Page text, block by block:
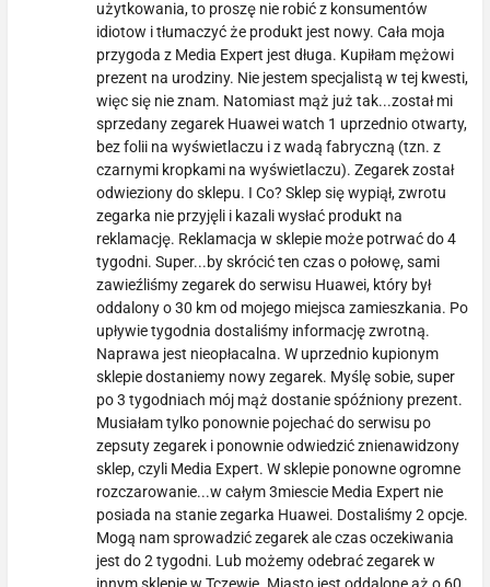
użytkowania, to proszę nie robić z konsumentów
idiotow i tłumaczyć że produkt jest nowy. Cała moja
przygoda z Media Expert jest długa. Kupiłam mężowi
prezent na urodziny. Nie jestem specjalistą w tej kwesti,
więc się nie znam. Natomiast mąż już tak...został mi
sprzedany zegarek Huawei watch 1 uprzednio otwarty,
bez folii na wyświetlaczu i z wadą fabryczną (tzn. z
czarnymi kropkami na wyświetlaczu). Zegarek został
odwieziony do sklepu. I Co? Sklep się wypiął, zwrotu
zegarka nie przyjęli i kazali wysłać produkt na
reklamację. Reklamacja w sklepie może potrwać do 4
tygodni. Super...by skrócić ten czas o połowę, sami
zawieźliśmy zegarek do serwisu Huawei, który był
oddalony o 30 km od mojego miejsca zamieszkania. Po
upływie tygodnia dostaliśmy informację zwrotną.
Naprawa jest nieopłacalna. W uprzednio kupionym
sklepie dostaniemy nowy zegarek. Myślę sobie, super
po 3 tygodniach mój mąż dostanie spóźniony prezent.
Musiałam tylko ponownie pojechać do serwisu po
zepsuty zegarek i ponownie odwiedzić znienawidzony
sklep, czyli Media Expert. W sklepie ponowne ogromne
rozczarowanie...w całym 3miescie Media Expert nie
posiada na stanie zegarka Huawei. Dostaliśmy 2 opcje.
Mogą nam sprowadzić zegarek ale czas oczekiwania
jest do 2 tygodni. Lub możemy odebrać zegarek w
innym sklepie w Tczewie. Miasto jest oddalone aż o 60